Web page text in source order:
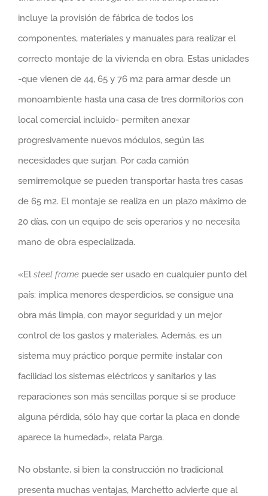
incluye la provisión de fábrica de todos los
componentes, materiales y manuales para realizar el
correcto montaje de la vivienda en obra. Estas unidades
-que vienen de 44, 65 y 76 m2 para armar desde un
monoambiente hasta una casa de tres dormitorios con
local comercial incluido- permiten anexar
progresivamente nuevos módulos, según las
necesidades que surjan. Por cada camión
semirremolque se pueden transportar hasta tres casas
de 65 m2. El montaje se realiza en un plazo máximo de
20 días, con un equipo de seis operarios y no necesita
mano de obra especializada.
«Elsteel frame puede ser usado en cualquier punto del
país: implica menores desperdicios, se consigue una
obra más limpia, con mayor seguridad y un mejor
control de los gastos y materiales. Además, es un
sistema muy práctico porque permite instalar con
facilidad los sistemas eléctricos y sanitarios y las
reparaciones son más sencillas porque si se produce
alguna pérdida, sólo hay que cortar la placa en donde
aparece la humedad», relata Parga.
No obstante, si bien la construcción no tradicional
presenta muchas ventajas, Marchetto advierte que al